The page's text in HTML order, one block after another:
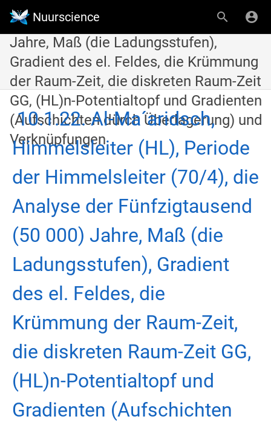
Nuurscience
die Analyse der Fünfzigtausend (50 000)
Jahre, Maß (die Ladungsstufen),
Gradient des el. Feldes, die Krümmung
der Raum-Zeit, die diskreten Raum-Zeit
GG, (HL)n-Potentialtopf und Gradienten
(Aufschichten dürch Überlagerung) und
Verknüpfungen
10.1.22. Al-Ma´aridsch,
Himmelsleiter (HL), Periode
der Himmelsleiter (70/4), die
Analyse der Fünfzigtausend
(50 000) Jahre, Maß (die
Ladungsstufen), Gradient
des el. Feldes, die
Krümmung der Raum-Zeit,
die diskreten Raum-Zeit GG,
(HL)n-Potentialtopf und
Gradienten (Aufschichten